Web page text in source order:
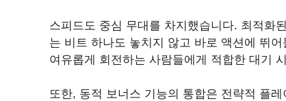
스피드도 중심 무대를 차지했습니다. 최적화
는 비트 하나도 놓치지 않고 바로 액션에 뛰
여유롭게 회전하는 사람들에게 적합한 대기
또한, 동적 보너스 기능의 통합은 전략적 플